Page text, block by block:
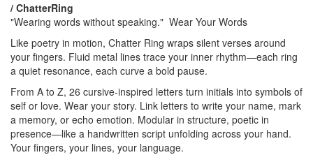
/ ChatterRing
"Wearing words without speaking." Wear Your Words
Like poetry in motion, Chatter Ring wraps silent verses around
your fingers. Fluid metal lines trace your inner rhythm—each ring
a quiet resonance, each curve a bold pause.
From A to Z, 26 cursive-inspired letters turn initials into symbols of
self or love. Wear your story. Link letters to write your name, mark
a memory, or echo emotion. Modular in structure, poetic in
presence—like a handwritten script unfolding across your hand.
Your fingers, your lines, your language.